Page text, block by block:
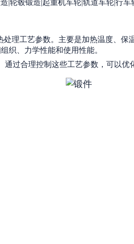
理工艺参数。主要是加热温度、
织、力学性能和使用性能。
过合理控制这些工艺参数，可以优